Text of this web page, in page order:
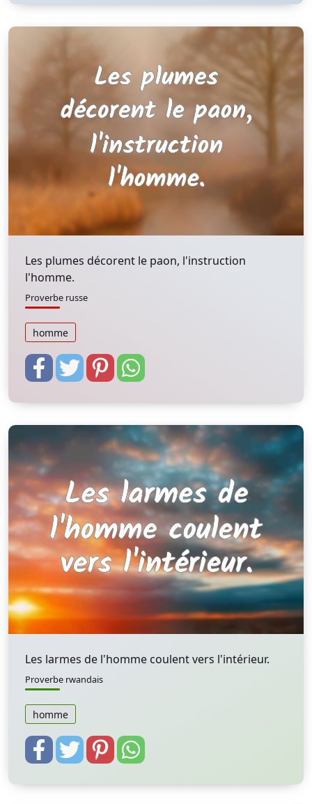
Les plumes décorent le paon, l'instruction
l'homme.
Proverbe russe
homme
Les larmes de l'homme coulent vers l'intérieur.
Proverbe rwandais
homme